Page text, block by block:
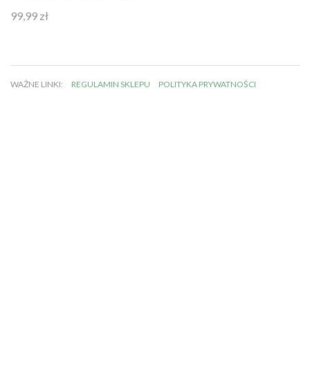
Oceniono
99,99 zł
WAŻNE LINKI: REGULAMIN SKLEPU POLITYKA PRYWATNOŚCI